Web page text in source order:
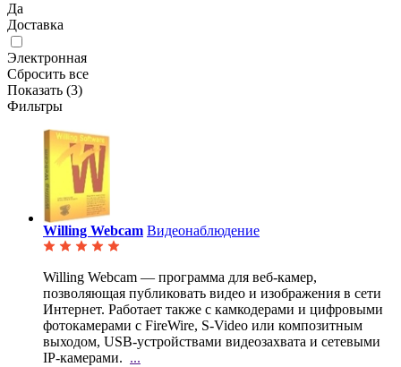
Да
Доставка
Электронная
Сбросить все
Показать (3)
Фильтры
Willing Webcam Видеонаблюдение
Willing Webcam — программа для веб-камер,
позволяющая публиковать видео и изображения в сети
Интернет. Работает также с камкодерами и цифровыми
фотокамерами с FireWire, S-Video или композитным
выходом, USB-устройствами видеозахвата и сетевыми
IP-камерами. ...